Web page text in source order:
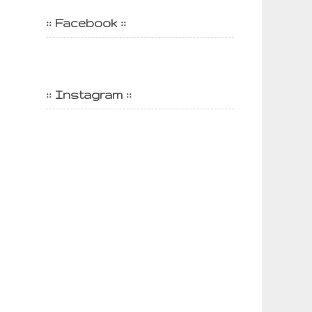
:: Facebook ::
:: Instagram ::